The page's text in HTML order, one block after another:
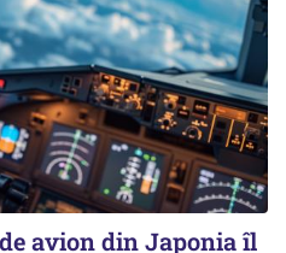
avion din Japonia îl